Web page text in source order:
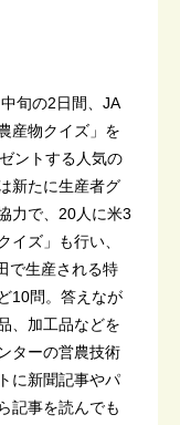
旬の2日間、JA
産物クイズ」を
ントする人気の
新たに生産者グ
力で、20人に米3
イズ」も行い、
で生産される特
10問。答えなが
、加工品などを
ターの営農技術
に新聞記事やパ
記事を読んでも